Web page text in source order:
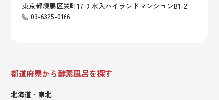
東京都練馬区栄町17-3 水入ハイランドマンションB1-2
03-6325-0166
都道府県から酵素風呂を探す
北海道・東北